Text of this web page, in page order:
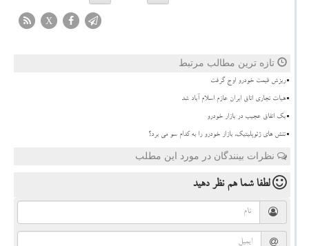
X
تازه ترین مطالب مرتبط
ریزش قیمت خودرو اوج گرفت
هیات تجاری اتاق ایران عازم اسلام آباد شد
بک اتفاق عجیب در بازار خودرو
تنش های ژئوپلیتیک، بازار خودرو را به کدام سو می برد؟
نظرات بینندگان در مورد این مطلب
لطفا شما همنظر دهید